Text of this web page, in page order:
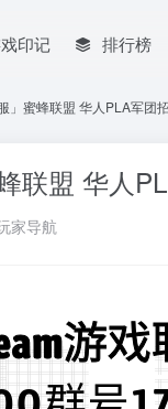
印记 排行榜
」蜜蜂联盟 华人PLA军团
联盟 华人
家导航